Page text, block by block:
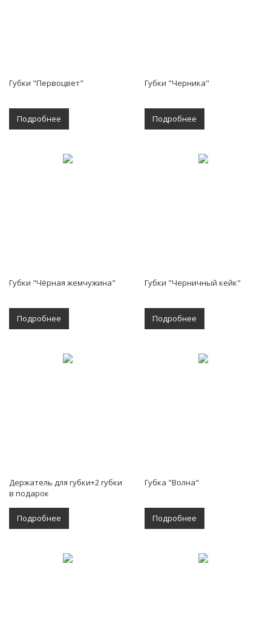
Губки "Первоцвет"
Подробнее
Губки "Черника"
Подробнее
Губки "Чёрная жемчужина"
Подробнее
Губки "Черничный кейк"
Подробнее
Держатель для губки+2 губки
в подарок
Подробнее
Губка "Волна"
Подробнее